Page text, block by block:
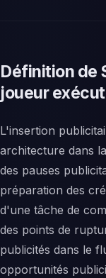
Définition de
joueur
L'insertion
architecture dans
des pauses
préparation des
d'une tâche de
des points de
publicités dans le
opportunités